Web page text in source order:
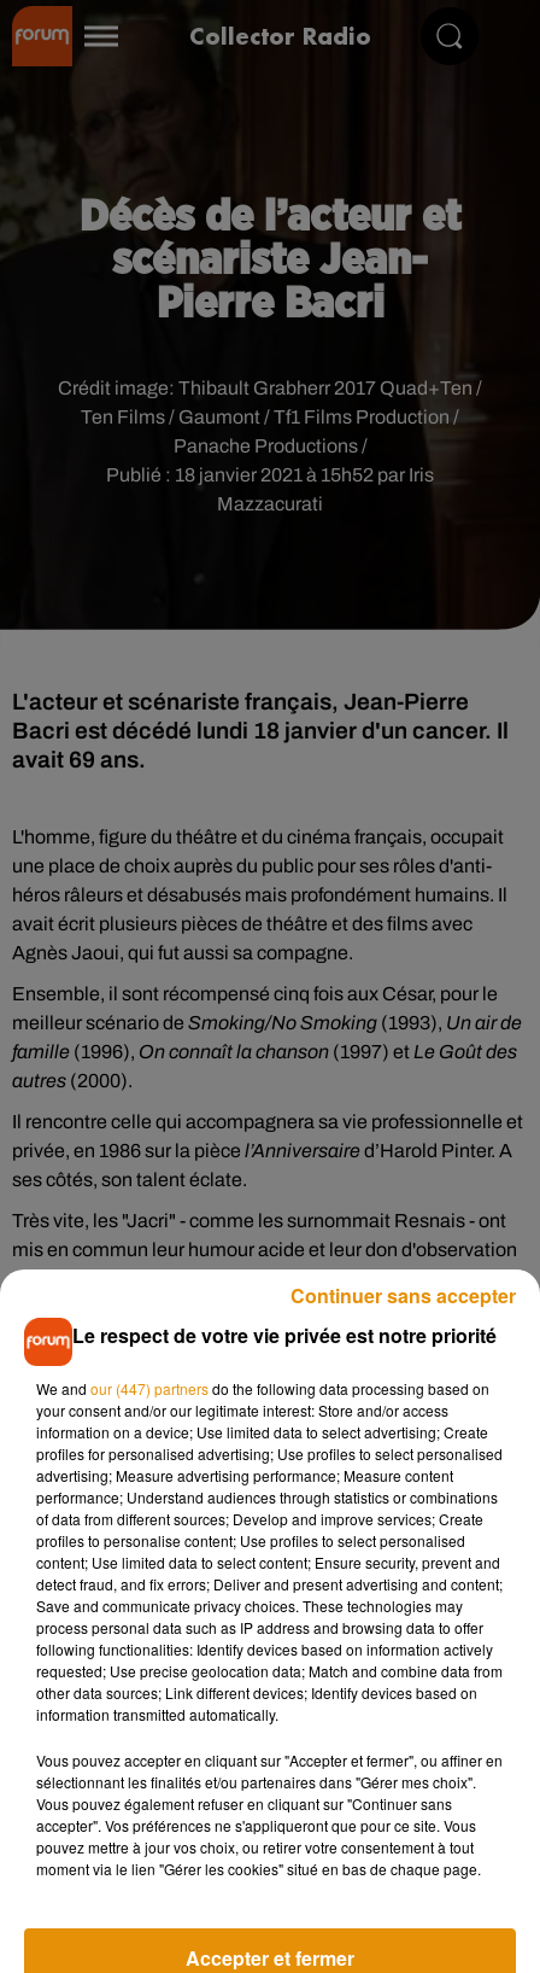
Collector Radio
Décès de l’acteur et
scénariste Jean-
Pierre Bacri
Publié : 18 janvier 2021 à 15h52 par Iris
Mazzacurati
Crédit image: Thibault Grabherr 2017 Quad+Ten /
Ten Films / Gaumont / Tf1 Films Production /
Panache Productions /
L'acteur et scénariste français, Jean-Pierre
Bacri est décédé lundi 18 janvier d'un cancer. Il
avait 69 ans.
L'homme, figure du théâtre et du cinéma français, occupait
une place de choix auprès du public pour ses rôles d'anti-
héros râleurs et désabusés mais profondément humains. Il
avait écrit plusieurs pièces de théâtre et des films avec
Agnès Jaoui, qui fut aussi sa compagne.
Ensemble, il sont récompensé cinq fois aux César, pour le
meilleur scénario de Smoking/No Smoking (1993), Un air de
famille (1996), On connaît la chanson (1997) et Le Goût des
autres (2000).
Il rencontre celle qui accompagnera sa vie professionnelle et
privée, en 1986 sur la pièce l’Anniversaired’Harold Pinter. A
ses côtés, son talent éclate.
Très vite, les "Jacri" - comme les surnommait Resnais - ont
mis en commun leur humour acide et leur don d'observation
pour écrire à quatre mains.
Leur première pièce
succès vite adapté au cinéma, tout comme Un air de famille
Nommé de nombreuses fois pour le César du meilleur acteur,
notamment pourLe sens de la fêteen 2018, il avait remporté
celui du meilleur second rôle pourOn connaît la chanson
d’Alain Resnais en 1997 où il poussait la chansonnette et un
mémorable et impassible "zai, zaï, zaï" sur un air de Joe
Dassin.
Le comédien et auteur confiait il y a quelques années ne pas
aimer les héros. Je "ne crois pas aux types éclatants de
bonheur": "traquer le vécu, la sobriété, la pudeur", "refuser la
tricherie" est une profession de foi.
(Avec AFP)
Musique
Sensation » avec Kylie Minogue
Le respect de votre vie privée est notre priorité
We and our (447) partnersdo the following data processing based on
your consent and/or our legitimate interest: Store and/or access
information on a device; Use limited data to select advertising; Create
profiles for personalised advertising; Use profiles to select personalised
advertising; Measure advertising performance; Measure content
performance; Understand audiences through statistics or combinations
of data from different sources; Develop and improve services; Create
profiles to personalise content; Use profiles to select personalised
content; Use limited data to select content; Ensure security, prevent and
detect fraud, and fix errors; Deliver and present advertising and content;
Save and communicate privacy choices. These technologies may
process personal data such as IP address and browsing data to offer
following functionalities: Identify devices based on information actively
requested; Use precise geolocation data; Match and combine data from
other data sources; Link different devices; Identify devices based on
information transmitted automatically.
Vous pouvez accepter en cliquant sur "Accepter et fermer", ou affiner en
sélectionnant les finalités et/ou partenaires dans "Gérer mes choix".
Vous pouvez également refuser en cliquant sur "Continuer sans
accepter". Vos préférences ne s'appliqueront que pour ce site. Vous
pouvez mettre à jour vos choix, ou retirer votre consentement à tout
moment via le lien "Gérer les cookies" situé en bas de chaque page.
Accepter et fermer
Continuer sans accepter